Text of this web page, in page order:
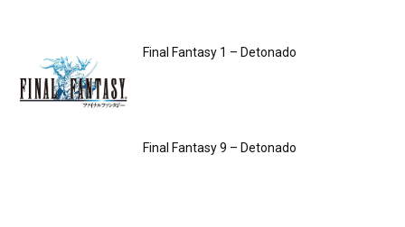
Final Fantasy 1 – Detonado
Final Fantasy 9 – Detonado